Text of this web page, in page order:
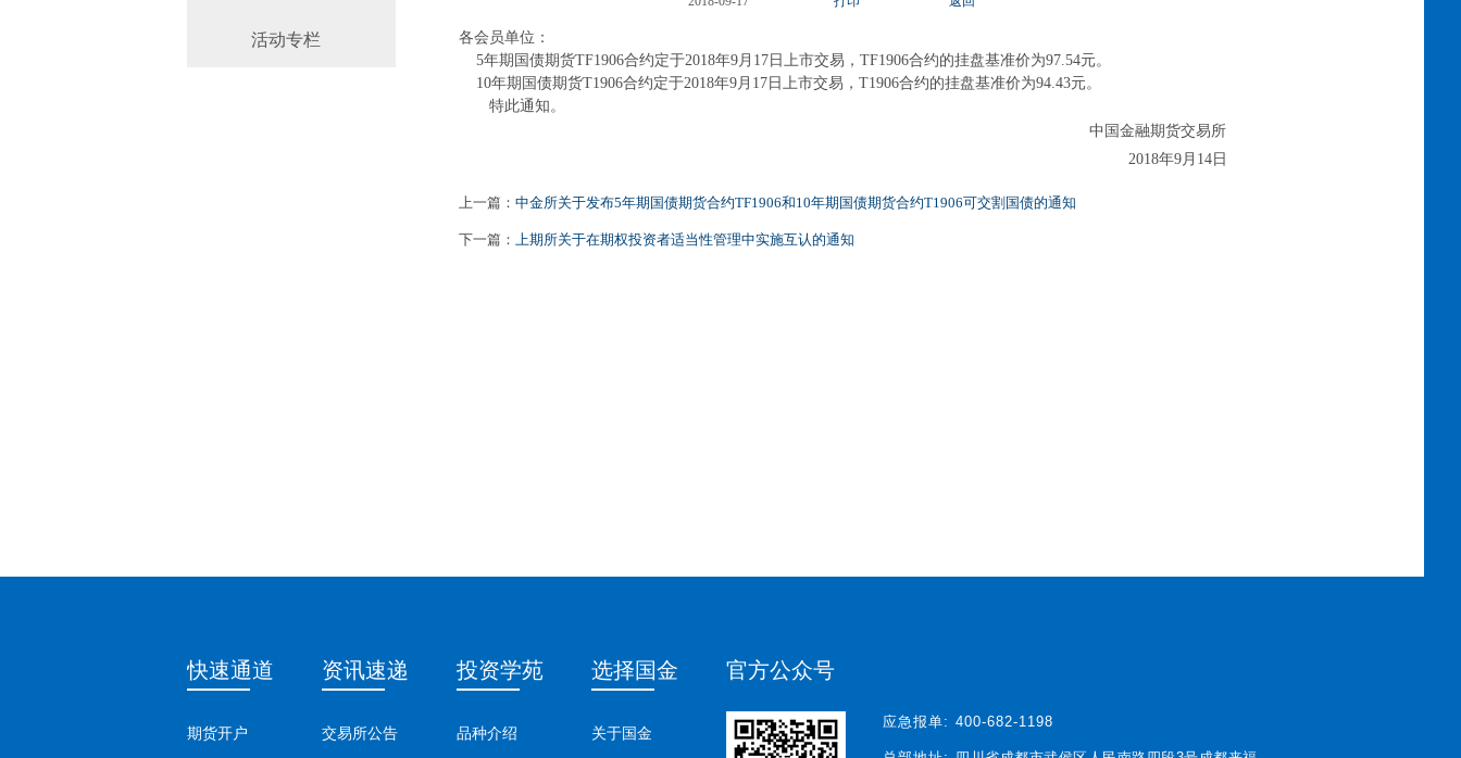
活动专栏
各会员单位：
5年期国债期货TF1906合约定于2018年9月17日上市交易，TF1906合约的挂盘基准价为97.54元。
10年期国债期货T1906合约定于2018年9月17日上市交易，T1906合约的挂盘基准价为94.43元。
特此通知。
中国金融期货交易所
2018年9月14日
上一篇： 中金所关于发布5年期国债期货合约TF1906和10年期国债期货合约T1906可交割国债的通知
下一篇： 上期所关于在期权投资者适当性管理中实施互认的通知
快速通道
期货开户
资讯速递
交易所公告
投资学苑
品种介绍
选择国金
关于国金
官方公众号
应急报单: 400-682-1198